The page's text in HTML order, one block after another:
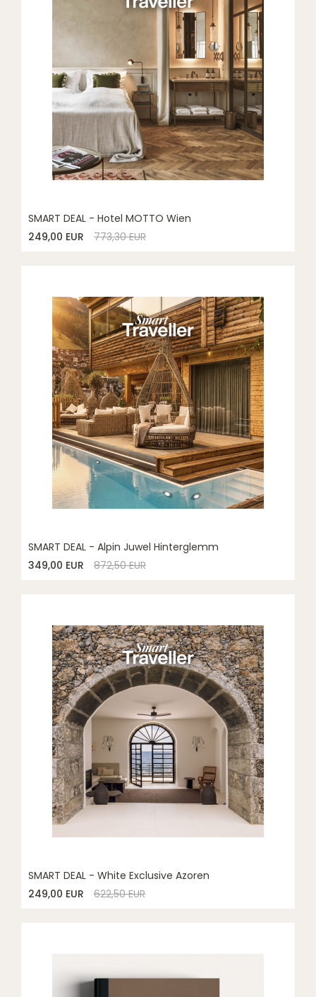
SMART DEAL - Hotel MOTTO Wien
249,00 EUR
773,30 EUR
SMART DEAL - Alpin Juwel Hinterglemm
349,00 EUR
872,50 EUR
SMART DEAL - White Exclusive Azoren
249,00 EUR
622,50 EUR